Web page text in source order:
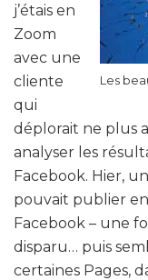
Les
j’étais en
Zoom
avec une
cliente
qui
déplorait ne plus
analyser les
Facebook. Hier,
pouvait publier
Facebook – une
disparu… puis
certaines Pages,